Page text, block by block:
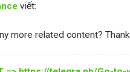
viết:
more related content?